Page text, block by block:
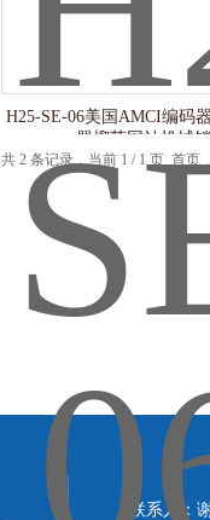
H25-SE-06美国AMCI编码
器榴莲网站机械
共 2 条记录，当前 1 / 1 页
联系人